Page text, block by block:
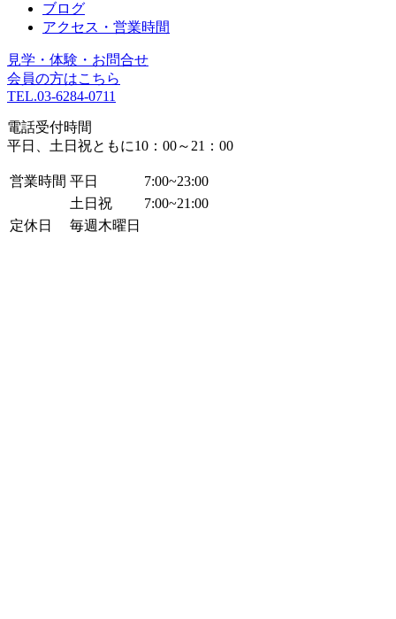
ブログ
アクセス・営業時間
見学・体験・お問合せ
会員の方はこちら
TEL.03-6284-0711
電話受付時間
平日、土日祝ともに10：00～21：00
営業時間 平日
7:00~23:00
土日祝
7:00~21:00
定休日
毎週木曜日